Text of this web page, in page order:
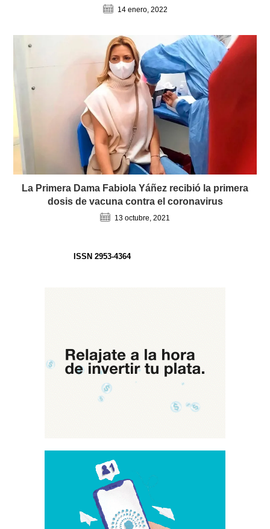
14 enero, 2022
La Primera Dama Fabiola Yáñez recibió la primera
dosis de vacuna contra el coronavirus
13 octubre, 2021
ISSN 2953-4364